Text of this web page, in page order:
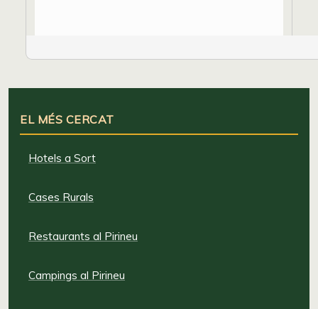
EL MÉS CERCAT
Hotels a Sort
Cases Rurals
Restaurants al Pirineu
Campings al Pirineu